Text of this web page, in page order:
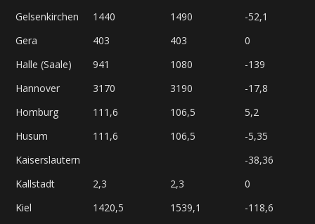
Gelsenkirchen 1440 1490
-52,1
Gera
403 403
0
Halle (Saale)
941 1080
-139
Hannover
3170 3190
-17,8
Homburg
111,6 106,5
5,2
Husum
111,6 106,5
-5,35
Kaiserslautern
-38,36
Kallstadt
2,3 2,3
0
Kiel
1420,5 1539,1
-118,6